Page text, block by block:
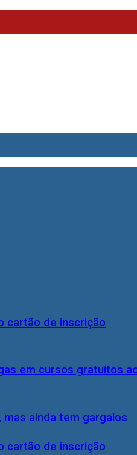
cartão de inscrição
cartão de inscrição
em cursos gratuitos
ainda tem gargalos